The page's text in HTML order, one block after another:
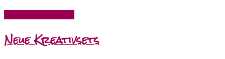
Neue Kreativsets